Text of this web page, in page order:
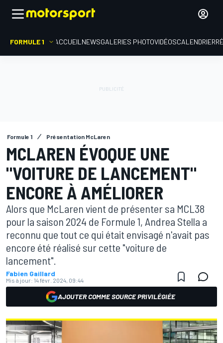
FORMULE 1 ACCUEIL NEWSGALERIES PHOTOVIDÉOSCALENDRIER
Formule 1 Présentation McLaren
MCLAREN ÉVOQUE UNE
"VOITURE DE LANCEMENT"
ENCORE À AMÉLIORER
Alors que McLaren vient de présenter sa MCL38
pour la saison 2024 de Formule 1, Andrea Stella a
reconnu que tout ce qui était envisagé n'avait pas
encore été réalisé sur cette "voiture de
lancement".
Fabien Gaillard
Mis à jour: 14 févr. 2024, 09:44
AJOUTER COMME SOURCE PRIVILÉGIÉE